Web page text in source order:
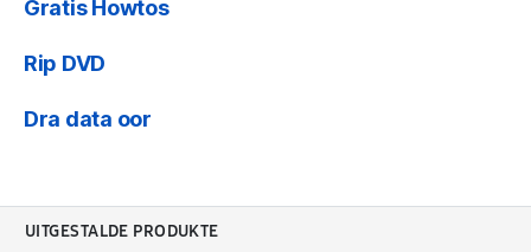
Gratis Howtos
Rip DVD
Dra data oor
UITGESTALDE PRODUKTE